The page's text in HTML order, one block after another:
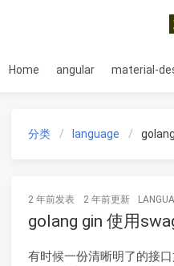
Home angular material-
分类 language golang
2 年前发表 2 年前更新
golang gin 使用
有时候一份清晰明了的接